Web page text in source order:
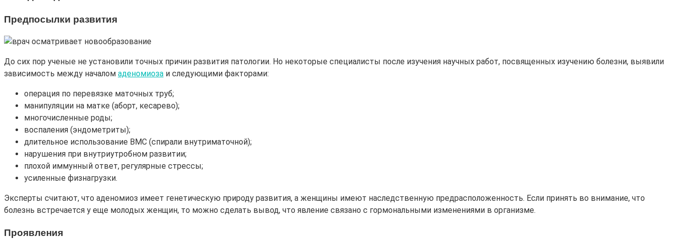
Предпосылки развития
До сих пор ученые не установили точных причин развития патологии. Но некоторые специалисты после изучения научных работ, посвященных изучению болезни, выявили
зависимость между началом аденомиоза и следующими факторами:
операция по перевязке маточных труб;
манипуляции на матке (аборт, кесарево);
многочисленные роды;
воспаления (эндометриты);
длительное использование ВМС (спирали внутриматочной);
нарушения при внутриутробном развитии;
плохой иммунный ответ, регулярные стрессы;
усиленные физнагрузки.
Эксперты считают, что аденомиоз имеет генетическую природу развития, а женщины имеют наследственную предрасположенность. Если принять во внимание, что
болезнь встречается у еще молодых женщин, то можно сделать вывод, что явление связано с гормональными изменениями в организме.
Проявления